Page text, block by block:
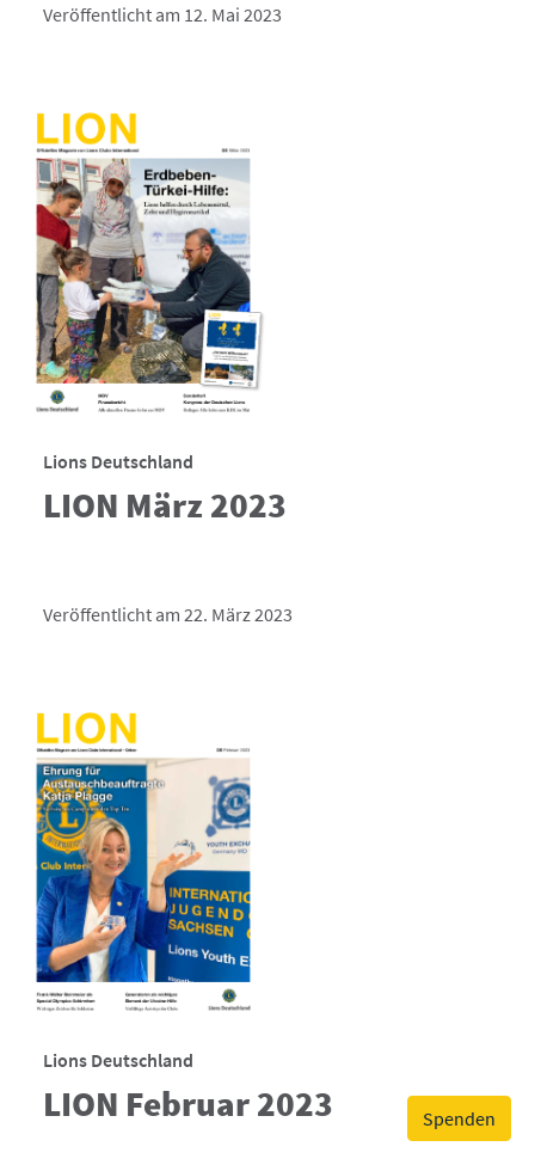
Spenden
Veröffentlicht am 12. Mai 2023
Lions Deutschland
LION März 2023
Veröffentlicht am 22. März 2023
Lions Deutschland
LION Februar 2023